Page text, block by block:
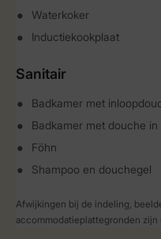
Waterkoker
Inductiekookplaat
Sanitair
Badkamer met
Badkamer met douche
Föhn
Shampoo en douchegel
Afwijkingen bij de indeling,
accommodatieplattegronden zijn